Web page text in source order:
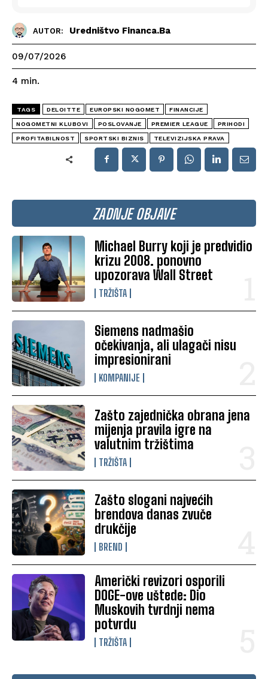
ZADNJE OBJAVE
Michael Burry koji je predvidio
krizu 2008. ponovno
upozorava Wall Street
TRŽIŠTA
Siemens nadmašio
očekivanja, ali ulagači nisu
impresionirani
KOMPANIJE
Zašto zajednička obrana jena
mijenja pravila igre na
valutnim tržištima
TRŽIŠTA
Zašto slogani najvećih
brendova danas zvuče
drukčije
BREND
Američki revizori osporili
DOGE-ove uštede: Dio
Muskovih tvrdnji nema
potvrdu
TRŽIŠTA
AUTOR: Uredništvo Financa.ba
09/07/2026
4 min.
TAGS DELOITTE EUROPSKI NOGOMET FINANCIJE
NOGOMETNI KLUBOVI POSLOVANJE PREMIER LEAGUE PRIHODI
PROFITABILNOST SPORTSKI BIZNIS TELEVIZIJSKA PRAVA